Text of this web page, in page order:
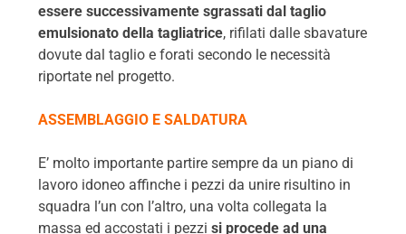
essere successivamente sgrassati dal taglio
emulsionato della tagliatrice, rifilati dalle sbavature
dovute dal taglio e forati secondo le necessità
riportate nel progetto.
ASSEMBLAGGIO E SALDATURA
E’ molto importante partire sempre da un piano di
lavoro idoneo affinche i pezzi da unire risultino in
squadra l’un con l’altro, una volta collegata la
massa ed accostati i pezzisi procede ad una